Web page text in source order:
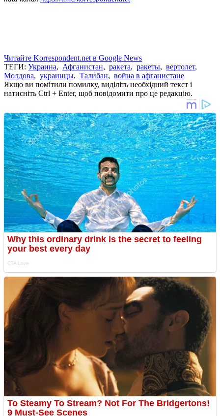
Читайте Korrespondent.net в Google News
ТЕГИ: Украина, Афганистан, ракета, ракеты, вертолет,
Молдова, украинцы, Талибан, война в афганистане
Якщо ви помітили помилку, виділіть необхідний текст і
натисніть Ctrl + Enter, щоб повідомити про це редакцію.